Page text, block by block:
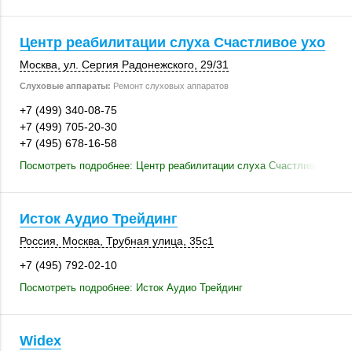
Центр реабилитации слуха Счастливое ухо
Москва , ул. Сергия Радонежского, 29/31
Слуховые аппараты: Ремонт слуховых аппаратов
+7 (499) 340-08-75
+7 (499) 705-20-30
+7 (495) 678-16-58
Посмотреть подробнее: Центр реабилитации слуха Счастливое ухо
Исток Аудио Трейдинг
Россия Москва Трубная улица 35с1
+7 (495) 792-02-10
Посмотреть подробнее: Исток Аудио Трейдинг
Widex